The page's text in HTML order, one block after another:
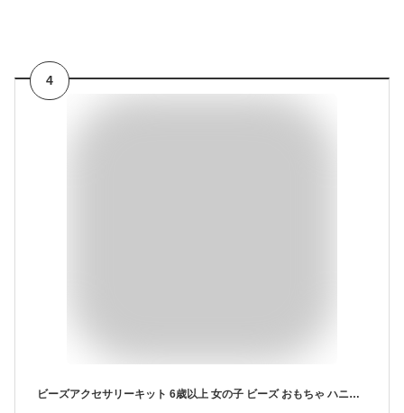
4
ビーズアクセサリーキット 6歳以上 女の子 ビーズ おもちゃ ハニーアートビーズ アクセサリー 手作り スナップビーズ 小学生 知育玩具 誕生日 プレゼント メッシュケース付き